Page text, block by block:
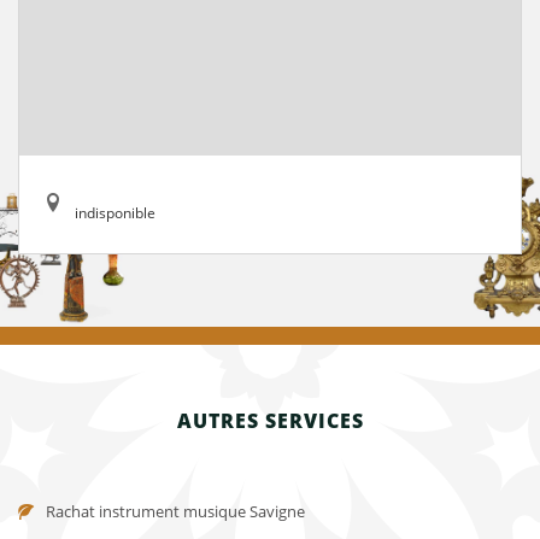
indisponible
AUTRES SERVICES
Rachat instrument musique Savigne